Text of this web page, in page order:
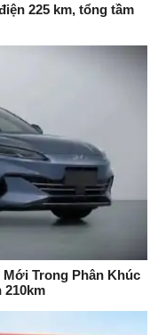
225 km, tổng tầm
Mới Trong Phân Khúc
210km